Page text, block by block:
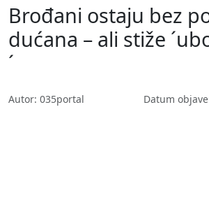
Brođani ostaju bez
dućana – ali stiže
´
Autor: 035portal Datum